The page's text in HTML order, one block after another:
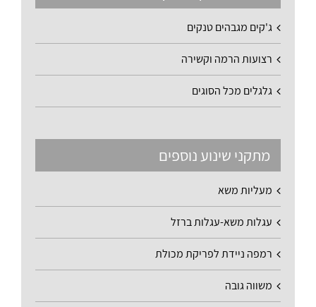
ג'קים מגבהים טנקים
רצועות הרמה וקשירה
גלגלים מכל הסוגים
מתקני שינוע נוספים
מעליות משא
עגלות משא-עגלות ברזל
רמפה ניידת לפריקת מכולת
משווה גובה